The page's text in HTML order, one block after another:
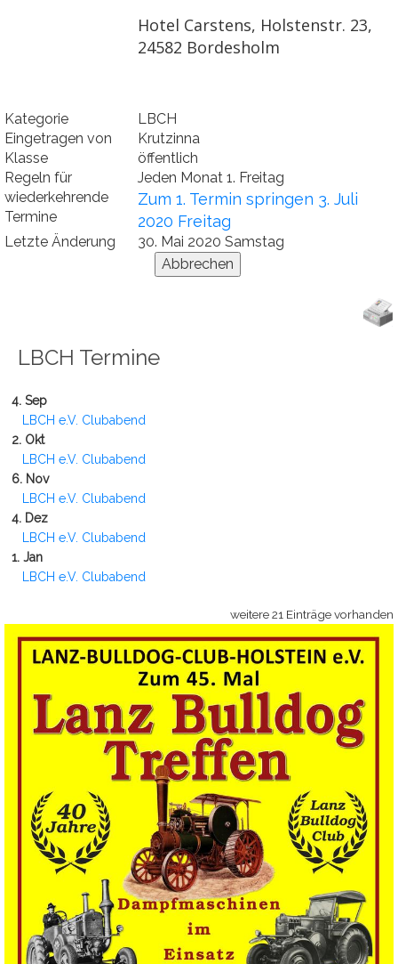
Hotel Carstens, Holstenstr. 23,
24582 Bordesholm
Kategorie
LBCH
Eingetragen von
Krutzinna
Klasse
öffentlich
Regeln für
wiederkehrende
Termine
Jeden Monat 1. Freitag
Zum 1. Termin springen 3. Juli
2020 Freitag
Letzte Änderung 30. Mai 2020 Samstag
LBCH Termine
4. Sep
LBCH e.V. Clubabend
2. Okt
LBCH e.V. Clubabend
6. Nov
LBCH e.V. Clubabend
4. Dez
LBCH e.V. Clubabend
1. Jan
LBCH e.V. Clubabend
weitere 21 Einträge vorhanden